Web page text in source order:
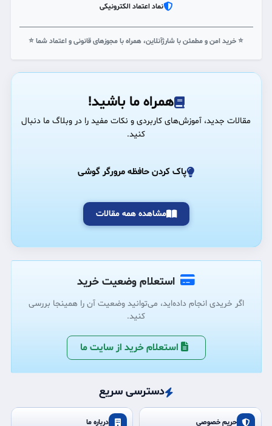
نماد اعتماد الکترونیکی
⭐ خرید امن و مطمئن با شارژآنلاین، همراه با مجوزهای قانونی و اعتماد شما ⭐
همراه ما باشید!
مقالات جدید، آموزش‌های کاربردی و نکات مفید را در وبلاگ ما دنبال
کنید.
پاک کردن حافظه مرورگر گوشی
مشاهده همه مقالات
استعلام وضعیت خرید
اگر خریدی انجام داده‌اید، می‌توانید وضعیت آن را همینجا بررسی
کنید.
استعلام خرید از سایت ما
دسترسی سریع
حریم خصوصی درباره ما